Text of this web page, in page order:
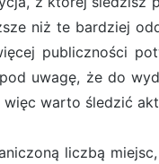
niż te bardziej
publiczności
uwagę, że do
warto śledzić
liczbą